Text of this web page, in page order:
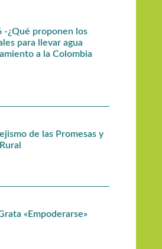
-¿Qué proponen los
para llevar agua
a la Colombia
de las Promesas y
«Empoderarse»